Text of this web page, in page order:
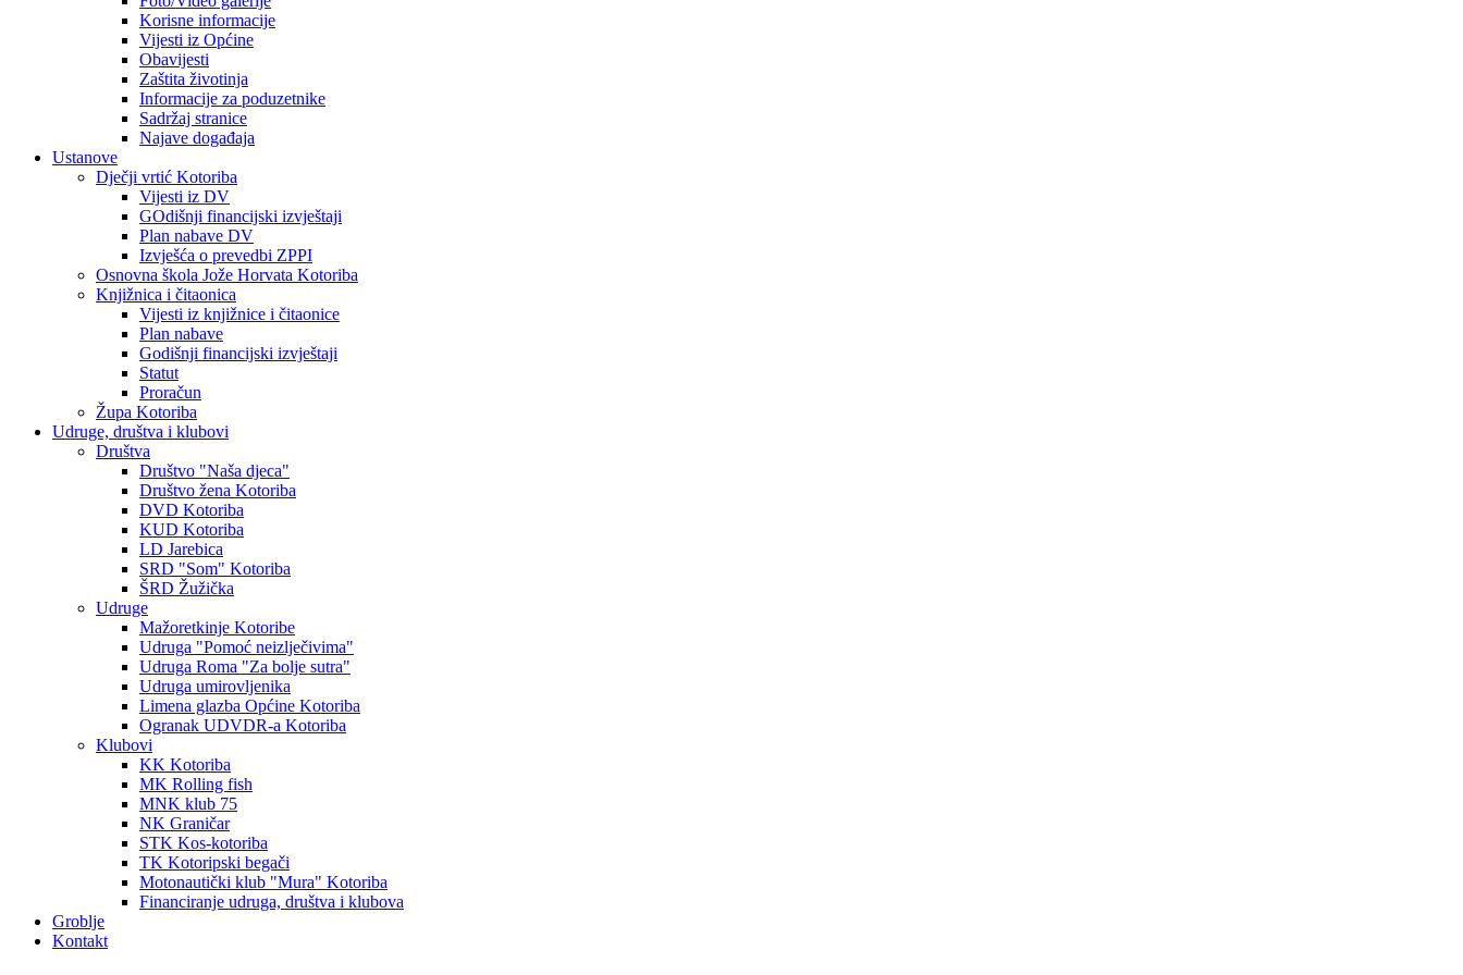
Korisne informacije
Vijesti iz Općine
Obavijesti
Zaštita životinja
Informacije za poduzetnike
Sadržaj stranice
Najave događaja
Ustanove
Dječji vrtić Kotoriba
Vijesti iz DV
GOdišnji financijski izvještaji
Plan nabave DV
Izvješća o prevedbi ZPPI
Osnovna škola Jože Horvata Kotoriba
Knjižnica i čitaonica
Vijesti iz knjižnice i čitaonice
Plan nabave
Godišnji financijski izvještaji
Statut
Proračun
Župa Kotoriba
Udruge, društva i klubovi
Društva
Društvo "Naša djeca"
Društvo žena Kotoriba
DVD Kotoriba
KUD Kotoriba
LD Jarebica
SRD "Som" Kotoriba
ŠRD Žužička
Udruge
Mažoretkinje Kotoribe
Udruga "Pomoć neizlječivima"
Udruga Roma "Za bolje sutra"
Udruga umirovljenika
Limena glazba Općine Kotoriba
Ogranak UDVDR-a Kotoriba
Klubovi
KK Kotoriba
MK Rolling fish
MNK klub 75
NK Graničar
STK Kos-kotoriba
TK Kotoripski begači
Motonautički klub "Mura" Kotoriba
Financiranje udruga, društva i klubova
Groblje
Kontakt